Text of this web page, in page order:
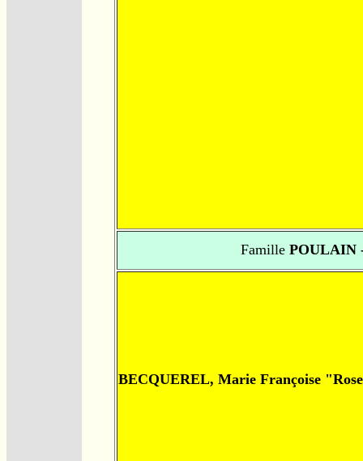
FamillePOULAIN
BECQUEREL, Marie Françoise